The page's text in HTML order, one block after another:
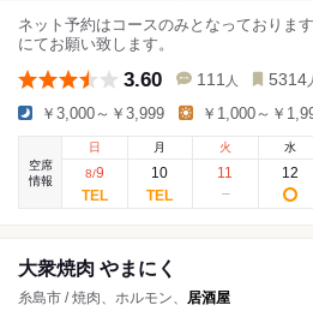
ネット予約はコースのみとなっておりま
にてお願い致します。
3.60 111 人 5314
￥3,000～￥3,999 ￥1,000～￥
空席
情報
日
8/9
月
10
火
11
水
12
大衆焼肉 やまにく
糸島市 / 焼肉、ホルモン、 居酒屋